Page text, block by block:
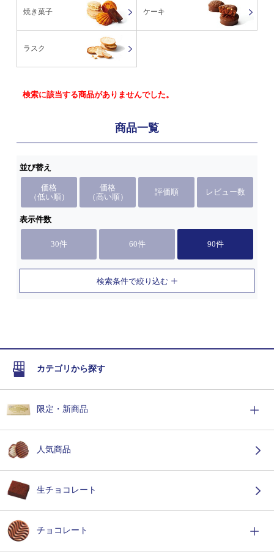
焼き菓子 ケーキ
ラスク
検索に該当する商品がありませんでした。
商品一覧
並び替え
価格
（低い順）
価格
（高い順）
評価順 レビュー数
表示件数
30件 60件 90件
検索条件で絞り込む
カテゴリから探す
限定・新商品
人気商品
生チョコレート
チョコレート